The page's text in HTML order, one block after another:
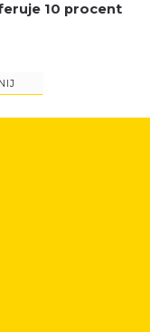
10 procent